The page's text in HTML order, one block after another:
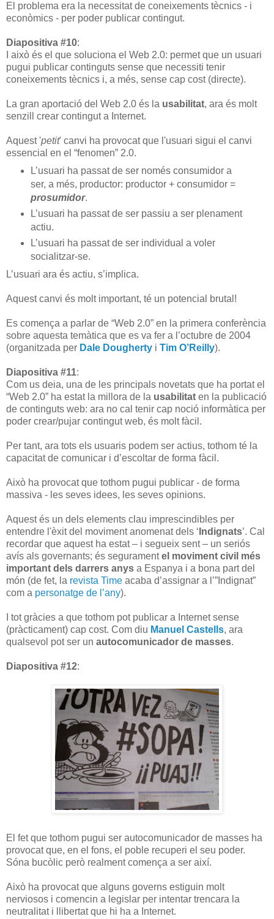
El problema era la necessitat de coneixements tècnics - i
econòmics - per poder publicar contingut.
Diapositiva #10:
I això és el que soluciona el Web 2.0: permet que un usuari
pugui publicar continguts sense que necessiti tenir
coneixements tècnics i, a més, sense cap cost (directe).
La gran aportació del Web 2.0 és la usabilitat, ara és molt
senzill crear contingut a Internet.
Aquest 'petit' canvi ha provocat que l'usuari sigui el canvi
essencial en el “fenomen” 2.0.
L’usuari ha passat de ser només consumidor a
ser, a més, productor: productor + consumidor =
prosumidor.
L’usuari ha passat de ser passiu a ser plenament
actiu.
L’usuari ha passat de ser individual a voler
socialitzar-se.
L’usuari ara és actiu, s’implica.
Aquest canvi és molt important, té un potencial brutal!
Es comença a parlar de “Web 2.0” en la primera conferència
sobre aquesta temàtica que es va fer a l’octubre de 2004
(organitzada per Dale Dougherty i Tim O’Reilly).
Diapositiva #11:
Com us deia, una de les principals novetats que ha portat el
“Web 2.0” ha estat la millora de la usabilitat en la publicació
de continguts web: ara no cal tenir cap noció informàtica per
poder crear/pujar contingut web, és molt fàcil.
Per tant, ara tots els usuaris podem ser actius, tothom té la
capacitat de comunicar i d’escoltar de forma fàcil.
Això ha provocat que tothom pugui publicar - de forma
massiva - les seves idees, les seves opinions.
Aquest és un dels elements clau imprescindibles per
entendre l'èxit del moviment anomenat dels ‘ Indignats’. Cal
recordar que aquest ha estat – i segueix sent – un seriós
avís als governants; és seguramentel moviment civil més
important dels darrers anys a Espanya i a bona part del
món (de fet, la revista Time acaba d’assignar a l’”Indignat”
com a personatge de l’any).
I tot gràcies a que tothom pot publicar a Internet sense
(pràcticament) cap cost. Com diu Manuel Castells, ara
qualsevol pot ser un autocomunicador de masses.
Diapositiva #12:
El fet que tothom pugui ser autocomunicador de masses ha
provocat que, en el fons, el poble recuperi el seu poder.
Sóna bucòlic però realment comença a ser així.
Això ha provocat que alguns governs estiguin molt
nerviosos i comencin a legislar per intentar trencara la
neutralitat i llibertat que hi ha a Internet.